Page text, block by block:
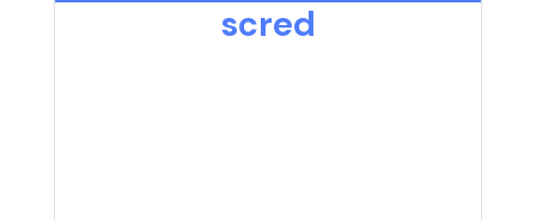
scred